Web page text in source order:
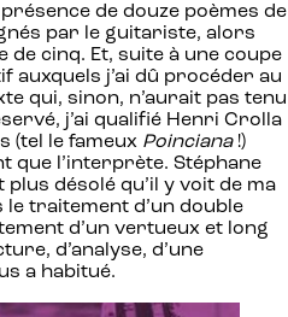
de douze poèmes de
par le guitariste, alors
de cinq. Et, suite à une coupe
auxquels j’ai dû procéder au
qui, sinon, n’aurait pas tenu
j’ai qualifié Henri Crolla
(tel le fameux Poinciana !)
que l’interprète. Stéphane
plus désolé qu’il y voit de ma
traitement d’un double
d’un vertueux et long
d’analyse, d’une
a habitué.